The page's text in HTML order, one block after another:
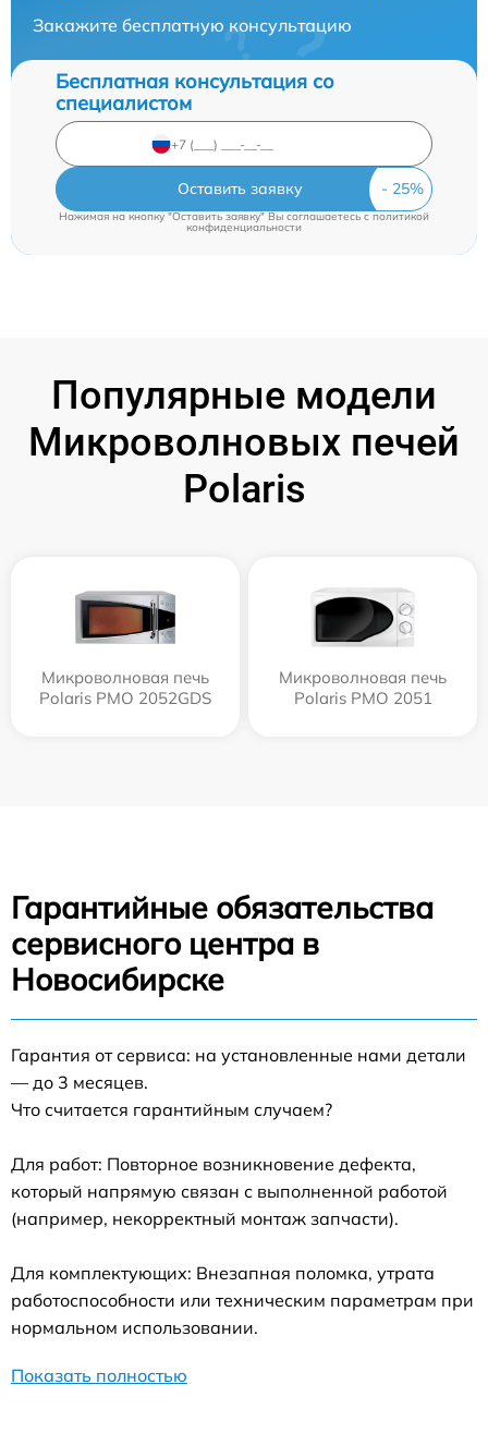
Закажите бесплатную консультацию
Бесплатная консультация со
специалистом
Оставить заявку
Нажимая на кнопку "Оставить заявку" Вы соглашаетесь c политикой
конфиденциальности
Популярные модели
Микроволновых печей
Polaris
Микроволновая печь
Polaris PMO 2052GDS
Микроволновая печь
Polaris PMO 2051
Гарантийные обязательства
сервисного центра в
Новосибирске
Гарантия от сервиса: на установленные нами детали
— до 3 месяцев.
Что считается гарантийным случаем?
Для работ: Повторное возникновение дефекта,
который напрямую связан с выполненной работой
(например, некорректный монтаж запчасти).
Для комплектующих: Внезапная поломка, утрата
работоспособности или техническим параметрам при
нормальном использовании.
Показать полностью